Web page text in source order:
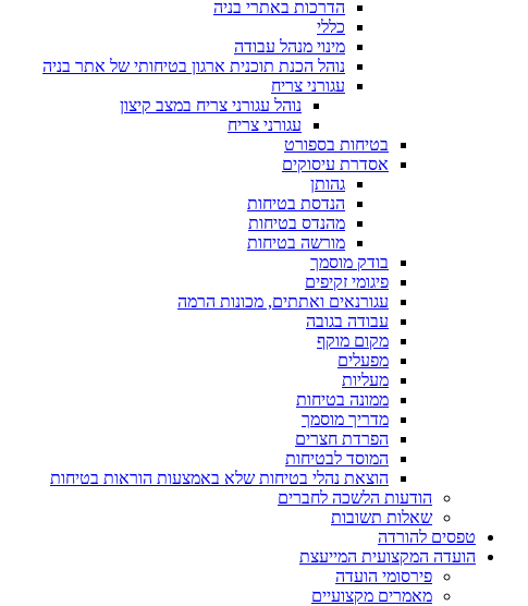
הדרכות באתרי בניה
כללי
מינוי מנהל עבודה
נוהל הכנת תוכנית ארגון בטיחותי של אתר בניה
עגורני צריח
נוהל עגורני צריח במצב קיצון
עגורני צריח
בטיחות בספורט
אסדרת עיסוקים
גהותן
הנדסת בטיחות
מהנדס בטיחות
מורשה בטיחות
בודק מוסמך
פיגומי זקיפים
עגורנאים ואתתים, מכונות הרמה
עבודה בגובה
מקום מוקף
מפעלים
מעליות
ממונה בטיחות
מדריך מוסמך
הפרדת חצרים
המוסד לבטיחות
הוצאת נהלי בטיחות שלא באמצעות הוראות בטיחות
הודעות הלשכה לחברים
שאלות תשובות
טפסים להורדה
הועדה המקצועית המייעצת
פירסומי הועדה
מאמרים מקצועיים